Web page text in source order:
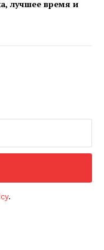
лучшее время и
.